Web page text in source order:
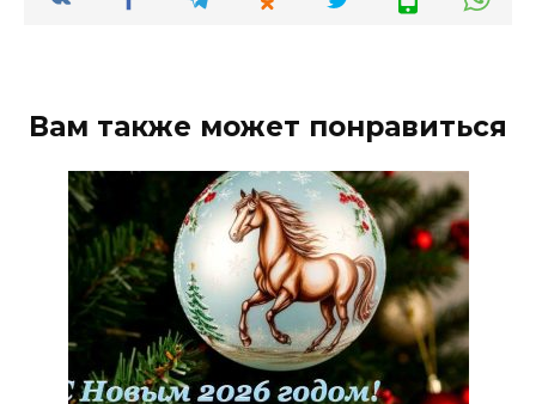
Вам также может понравиться